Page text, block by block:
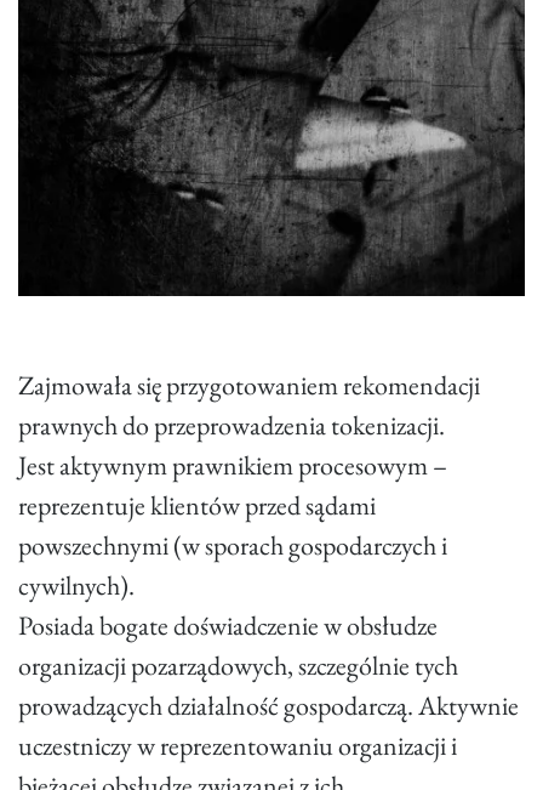
Zajmowała się przygotowaniem rekomendacji
prawnych do przeprowadzenia tokenizacji.
Jest aktywnym prawnikiem procesowym –
reprezentuje klientów przed sądami
powszechnymi (w sporach gospodarczych i
cywilnych).
Posiada bogate doświadczenie w obsłudze
organizacji pozarządowych, szczególnie tych
prowadzących działalność gospodarczą. Aktywnie
uczestniczy w reprezentowaniu organizacji i